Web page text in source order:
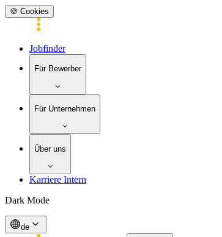
🍪 Cookies
Jobfinder
Für Bewerber
Für Unternehmen
Über uns
Karriere Intern
Dark Mode
de